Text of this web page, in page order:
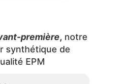
première, notre
synthétique de
EPM